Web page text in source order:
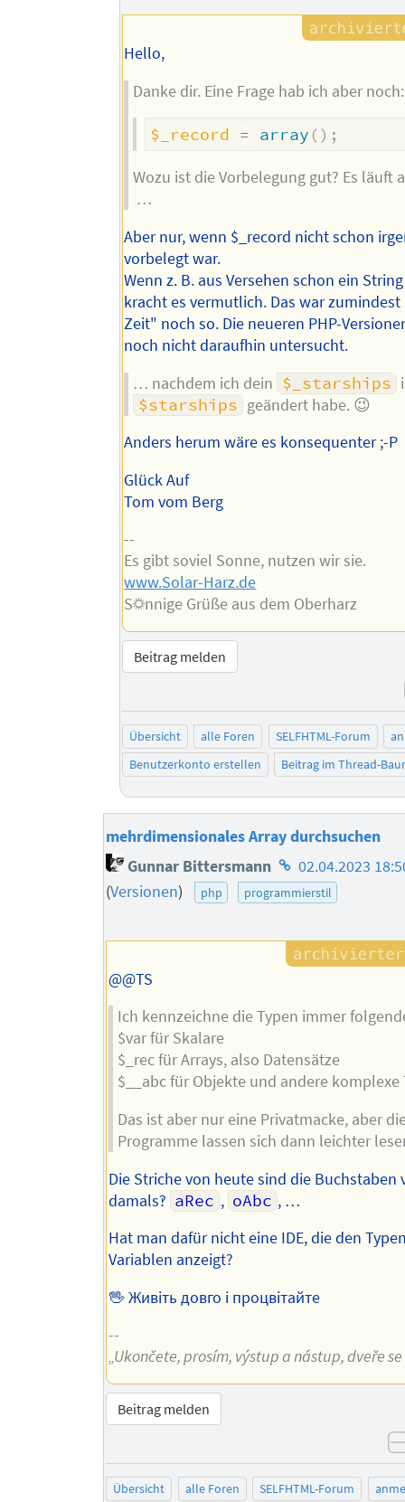
Autors
Hello,
Danke dir. Eine Frage hab ich aber noch:
$_record = array () ;
Wozu ist die Vorbelegung gut? Es läuft
…
Aber nur, wenn $_record nicht schon
vorbelegt war.
Wenn z. B. aus Versehen schon ein
kracht es vermutlich. Das war
Zeit" noch so. Die neueren PHP-
noch nicht daraufhin untersucht.
… nachdem ich dein $_starships
$starships geändert habe. 😉
Anders herum wäre es konsequenter ;-P
Glück Auf
Tom vom Berg
--
Es gibt soviel Sonne, nutzen wir sie.
www.Solar-Harz.de
S☼nnige Grüße aus dem Oberharz
Beitrag melden
Übersicht alle Foren SELFHTML-Forum
Benutzerkonto erstellen
Beitrag im Thread-
mehrdimensionales Array durchsuchen
Gunnar Bittersmann Homepage
des
02.04.2023
(Versionen) php programmierstil
@@TS
Ich kennzeichne die Typen immer
$var für Skalare
$_rec für Arrays, also Datensätze
$__abc für Objekte und andere komplexe
Das ist aber nur eine Privatmacke, aber
Programme lassen sich dann leichter
Die Striche von heute sind die Buchstaben
damals‽ aRec , oAbc , …
Hat man dafür nicht eine IDE, die den
Variablen anzeigt?
🖖 Живіть довго і процвітайте
--
„Ukončete, prosím, výstup a nástup, dveře se
Beitrag melden
Übersicht alle Foren SELFHTML-Forum